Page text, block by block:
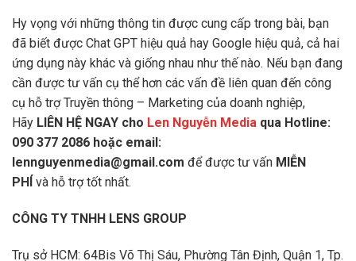
Hy vọng với những thông tin được cung cấp trong bài, bạn
đã biết được Chat GPT hiệu quả hay Google hiệu quả, cả hai
ứng dụng này khác và giống nhau như thế nào. Nếu bạn đang
cần được tư vấn cụ thể hơn các vấn đề liên quan đến công
cụ hỗ trợ Truyền thông – Marketing của doanh nghiệp,
Hãy LIÊN HỆ NGAY cho Len Nguyễn Media qua Hotline:
090 377 2086 hoặc email:
lennguyenmedia@gmail.com để được tư vấn MIỄN
PHÍ và hỗ trợ tốt nhất.
CÔNG TY TNHH LENS GROUP
Trụ sở HCM: 64Bis Võ Thị Sáu, Phường Tân Định, Quận 1, Tp.